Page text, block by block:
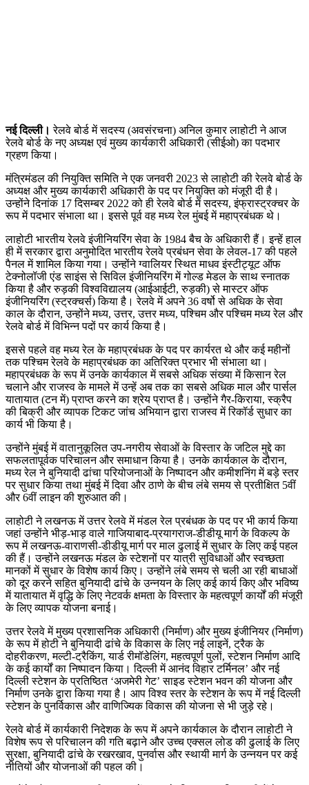
नई दिल्ली। रेलवे बोर्ड में सदस्य (अवसंरचना) अनिल कुमार लाहोटी ने आज
रेलवे बोर्ड के नए अध्‍यक्ष एवं मुख्‍य कार्यकारी अधिकारी (सीईओ) का पदभार
ग्रहण किया।
मंत्रिमंडल की नियुक्ति समिति ने एक जनवरी 2023 से लाहोटी की रेलवे बोर्ड के
अध्यक्ष और मुख्य कार्यकारी अधिकारी के पद पर नियुक्ति को मंजूरी दी है।
उन्होंने दिनांक 17 दिसम्बर 2022 को ही रेलवे बोर्ड में सदस्य, इंफ्रास्ट्रक्चर के
रूप में पदभार संभाला था। इससे पूर्व वह मध्य रेल मुंबई में महाप्रबंधक थे।
लाहोटी भारतीय रेलवे इंजीनियरिंग सेवा के 1984 बैच के अधिकारी हैं। इन्हें हाल
ही में सरकार द्वारा अनुमोदित भारतीय रेलवे प्रबंधन सेवा के लेवल-17 की पहले
पैनल में शामिल किया गया। उन्होंने ग्वालियर स्थित माधव इंस्टीट्यूट ऑफ
टेक्नोलॉजी एंड साइंस से सिविल इंजीनियरिंग में गोल्ड मेडल के साथ स्नातक
किया है और रुड़की विश्वविद्यालय (आईआईटी, रुड़की) से मास्टर ऑफ
इंजीनियरिंग (स्ट्रक्चर्स) किया है। रेलवे में अपने 36 वर्षो से अधिक के सेवा
काल के दौरान, उन्होंने मध्य, उत्तर, उत्तर मध्य, पश्चिम और पश्चिम मध्य रेल और
रेलवे बोर्ड में विभिन्न पदों पर कार्य किया है।
इससे पहले वह मध्य रेल के महाप्रबंधक के पद पर कार्यरत थे और कई महीनों
तक पश्चिम रेलवे के महाप्रबंधक का अतिरिक्त प्रभार भी संभाला था।
महाप्रबंधक के रूप में उनके कार्यकाल में सबसे अधिक संख्या में किसान रेल
चलाने और राजस्व के मामले में उन्हें अब तक का सबसे अधिक माल और पार्सल
यातायात (टन में) प्राप्त करने का श्रेय प्राप्त है। उन्होंने गैर-किराया, स्क्रैप
की बिक्री और व्यापक टिकट जांच अभियान द्वारा राजस्व में रिकॉर्ड सुधार का
कार्य भी किया है।
उन्होंने मुंबई में वातानुकूलित उप-नगरीय सेवाओं के विस्तार के जटिल मुद्दे का
सफलतापूर्वक परिचालन और समाधान किया है। उनके कार्यकाल के दौरान,
मध्य रेल ने बुनियादी ढांचा परियोजनाओं के निष्पादन और कमीशनिंग में बड़े स्तर
पर सुधार किया तथा मुंबई में दिवा और ठाणे के बीच लंबे समय से प्रतीक्षित 5वीं
और 6वीं लाइन की शुरुआत की।
लाहोटी ने लखनऊ में उत्तर रेलवे में मंडल रेल प्रबंधक के पद पर भी कार्य किया
जहां उन्होंने भीड़-भाड़ वाले गाजियाबाद-प्रयागराज-डीडीयू मार्ग के विकल्प के
रूप में लखनऊ-वाराणसी-डीडीयू मार्ग पर माल ढुलाई में सुधार के लिए कई पहल
की हैं। उन्होंने लखनऊ मंडल के स्टेशनों पर यात्री सुविधाओं और स्वच्छता
मानकों में सुधार के विशेष कार्य किए। उन्होंने लंबे समय से चली आ रही बाधाओं
को दूर करने सहित बुनियादी ढांचे के उन्नयन के लिए कई कार्य किए और भविष्य
में यातायात में वृद्धि के लिए नेटवर्क क्षमता के विस्तार के महत्वपूर्ण कार्यों की मंजूरी
के लिए व्यापक योजना बनाई।
उत्तर रेलवे में मुख्य प्रशासनिक अधिकारी (निर्माण) और मुख्य इंजीनियर (निर्माण)
के रूप में होटी ने बुनियादी ढांचे के विकास के लिए नई लाइनें, ट्रैक के
दोहरीकरण, मल्टी-ट्रैकिंग, यार्ड रीमॉडेलिंग, महत्वपूर्ण पुलों, स्टेशन निर्माण आदि
के कई कार्यों का निष्पादन किया। दिल्ली में आनंद विहार टर्मिनल’ और नई
दिल्ली स्टेशन के प्रतिष्ठित ‘अजमेरी गेट’ साइड स्टेशन भवन की योजना और
निर्माण उनके द्वारा किया गया है। आप विश्व स्तर के स्टेशन के रूप में नई दिल्ली
स्टेशन के पुनर्विकास और वाणिज्यिक विकास की योजना से भी जुड़े रहे।
रेलवे बोर्ड में कार्यकारी निदेशक के रूप में अपने कार्यकाल के दौरान लाहोटी ने
विशेष रूप से परिचालन की गति बढ़ाने और उच्च एक्सल लोड की ढुलाई के लिए
सुरक्षा, बुनियादी ढांचे के रखरखाव, पुनर्वास और स्थायी मार्ग के उन्नयन पर कई
नीतियों और योजनाओं की पहल की।